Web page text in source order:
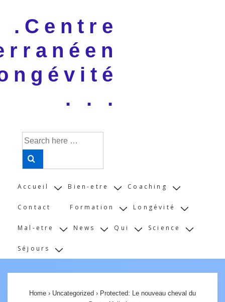
Main
.Centre
. . .
Search
for:
Main
Accueil Bien-etre Coaching
Contact Formation Longévité
Mal-etre News Qui Science
Séjours
Home › Uncategorized › Protected: Le nouveau cheval du